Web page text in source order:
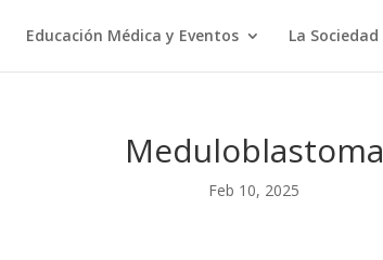
Educación Médica y Eventos La Sociedad
Meduloblastoma
Feb 10, 2025